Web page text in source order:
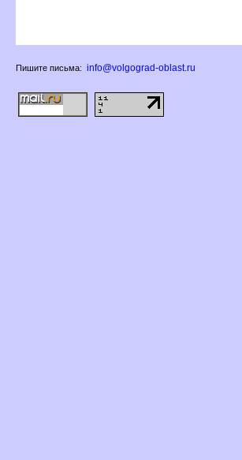
Пишите письма: info@volgograd-oblast.ru